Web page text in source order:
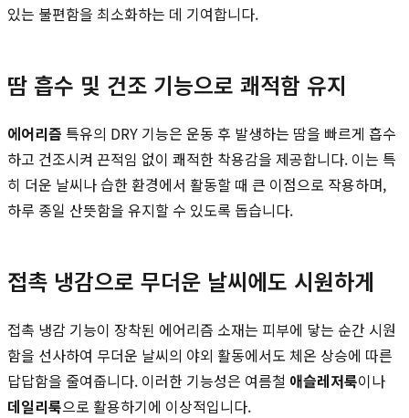
있는 불편함을 최소화하는 데 기여합니다.
땀 흡수 및 건조 기능으로 쾌적함 유지
에어리즘 특유의 DRY 기능은 운동 후 발생하는 땀을 빠르게 흡수
하고 건조시켜 끈적임 없이 쾌적한 착용감을 제공합니다. 이는 특
히 더운 날씨나 습한 환경에서 활동할 때 큰 이점으로 작용하며,
하루 종일 산뜻함을 유지할 수 있도록 돕습니다.
접촉 냉감으로 무더운 날씨에도 시원하게
접촉 냉감 기능이 장착된 에어리즘 소재는 피부에 닿는 순간 시원
함을 선사하여 무더운 날씨의 야외 활동에서도 체온 상승에 따른
답답함을 줄여줍니다. 이러한 기능성은 여름철 애슬레저룩이나
데일리룩으로 활용하기에 이상적입니다.